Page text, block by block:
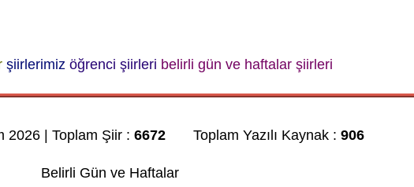
şiirlerimiz öğrenci şiirleri belirli gün ve haftalar şiirleri
2026 | Toplam Şiir :6672 Toplam Yazılı Kaynak :906
Belirli Gün ve Haftalar